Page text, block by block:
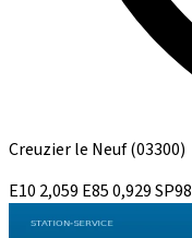
Creuzier le Neuf(03300)
E10 2,059 E850,929SP98